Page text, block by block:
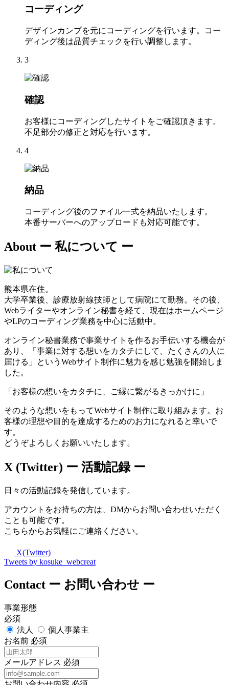
コーディング
デザインカンプを元にコーディングを行います。コー
ディング後は品質チェックを行い調整します。
3
確認
お客様にコーディングしたサイトをご確認頂きます。
不足部分の修正と対応を行います。
4
納品
コーディング後のファイル一式を納品いたします。
本番サーバーへのアップロードも対応可能です。
About ー 私について ー
熊本県在住。
大学卒業後、診療放射線技師として病院にて勤務。その後、
Webライターやオンライン秘書を経て、現在はホームページ
やLPのコーディング業務を中心に活動中。
オンライン秘書業務で事業サイトを作るお手伝いする機会が
あり、「事業に対する想いをカタチにして、たくさんの人に
届ける」というWebサイト制作に魅力を感じ勉強を開始しま
した。
「お客様の想いをカタチに、ご縁に繋がるきっかけに」
そのような想いをもってWebサイト制作に取り組みます。お
客様の理想や目的を達成するためのお力になれると幸いで
す。
どうぞよろしくお願いいたします。
X (Twitter) ー 活動記録 ー
日々の活動記録を発信しています。
アカウントをお持ちの方は、DMからお問い合わせいただく
ことも可能です。
こちらからお気軽にご連絡ください。
X(Twitter)
Tweets by kosuke_webcreat
Contact ー お問い合わせ ー
事業形態
必須
法人
個人事業主
お名前 必須
メールアドレス 必須